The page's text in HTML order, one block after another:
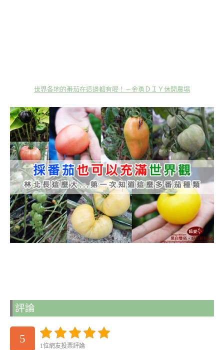
世界各地的番茄在這邊都有喔！－金勇ＤＩＹ休閒農場
評論
5
1位網友投票評論